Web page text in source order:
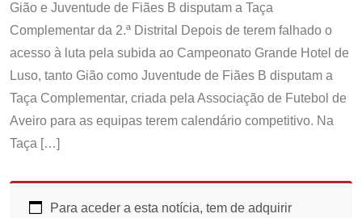
Gião e Juventude de Fiães B disputam a Taça
Complementar da 2.ª Distrital Depois de terem falhado o
acesso à luta pela subida ao Campeonato Grande Hotel de
Luso, tanto Gião como Juventude de Fiães B disputam a
Taça Complementar, criada pela Associação de Futebol de
Aveiro para as equipas terem calendário competitivo. Na
Taça […]
Para aceder a esta notícia, tem de adquirir